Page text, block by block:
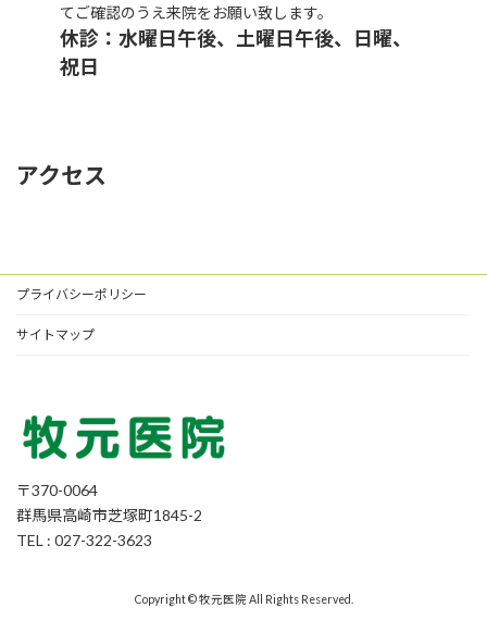
てご確認のうえ来院をお願い致します。
休診：水曜日午後、土曜日午後、日曜、
祝日
アクセス
プライバシーポリシー
サイトマップ
〒370-0064
群馬県高崎市芝塚町1845-2
TEL : 027-322-3623
Copyright © 牧元医院 All Rights Reserved.